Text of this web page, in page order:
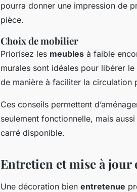
pourra donner une impression de
pièce.
Choix de mobilier
Priorisez les meubles à faible
murales sont idéales pour libérer
de manière à faciliter la circulation
Ces conseils permettent
seulement fonctionnelle, mais
carré disponible.
Entretien et mise à jour
Une décoration bien entretenue